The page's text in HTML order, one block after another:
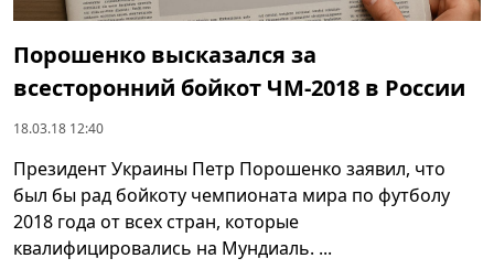
Порошенко высказался за
всесторонний бойкот ЧМ-2018 в России
18.03.18 12:40
Президент Украины Петр Порошенко заявил, что
был бы рад бойкоту чемпионата мира по футболу
2018 года от всех стран, которые
квалифицировались на Мундиаль. ...